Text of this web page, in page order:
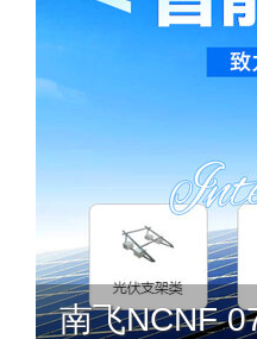
南飞NCNF